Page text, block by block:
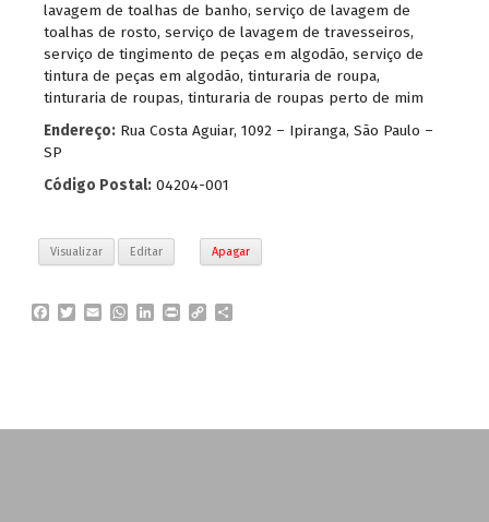
lavagem de toalhas de banho, serviço de lavagem de
toalhas de rosto, serviço de lavagem de travesseiros,
serviço de tingimento de peças em algodão, serviço de
tintura de peças em algodão, tinturaria de roupa,
tinturaria de roupas, tinturaria de roupas perto de mim
Endereço: Rua Costa Aguiar, 1092 – Ipiranga, São Paulo –
SP
Código Postal: 04204-001
Visualizar Editar Apagar
k
T
E
W
p
n
P
C
k
a